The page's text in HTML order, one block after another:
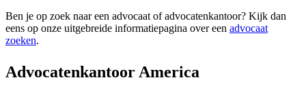
Ben je op zoek naar een advocaat of advocatenkantoor? Kijk dan
eens op onze uitgebreide informatiepagina over een advocaat
zoeken.
Advocatenkantoor America